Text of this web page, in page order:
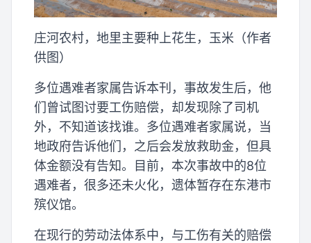
庄河农村，地里主要种上花生，玉米（作者
供图）
多位遇难者家属告诉本刊，事故发生后，他
们曾试图讨要工伤赔偿，却发现除了司机
外，不知道该找谁。多位遇难者家属说，当
地政府告诉他们，之后会发放救助金，但具
体金额没有告知。目前，本次事故中的8位
遇难者，很多还未火化，遗体暂存在东港市
殡仪馆。
在现行的劳动法体系中，与工伤有关的赔偿